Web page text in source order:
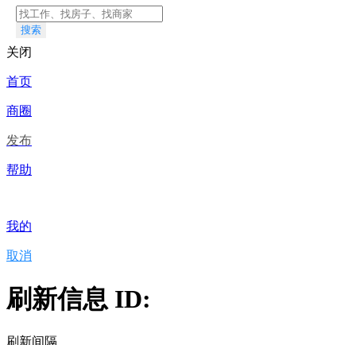
搜索
关闭
首页
商圈
发布
帮助
我的
取消
刷新信息 ID:
刷新间隔